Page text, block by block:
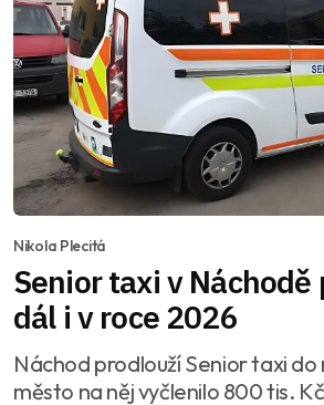
Nikola Plecitá
Senior taxi v Náchodě
dál i v roce 2026
Náchod prodlouží Senior taxi do
město na něj vyčlenilo 800 tis.